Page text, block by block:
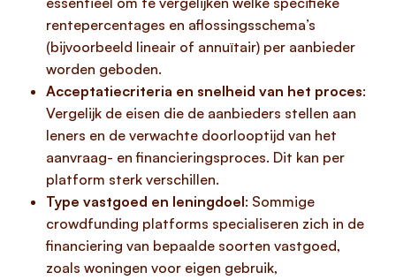
rentepercentages en aflossingsschema’s
(bijvoorbeeld lineair of annuïtair) per aanbieder
worden geboden.
Acceptatiecriteria en snelheid van het proces:
Vergelijk de eisen die de aanbieders stellen aan
leners en de verwachte doorlooptijd van het
aanvraag- en financieringsproces. Dit kan per
platform sterk verschillen.
Type vastgoed en leningdoel: Sommige
crowdfunding platforms specialiseren zich in de
financiering van bepaalde soorten vastgoed,
zoals woningen voor eigen gebruik,